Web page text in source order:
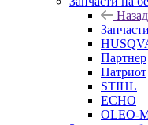
Назад
Партнер
Патриот
STIHL
ECHO
OLEO-